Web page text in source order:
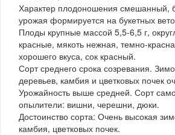
Характер плодоношения смешанный,
урожая формируется на букетных
Плоды крупные массой 5,5-6,5 г,
красные, мякоть нежная, темно-
хорошего вкуса, сок красный.
Сорт среднего срока созревания.
деревьев, камбия и цветковых почек
Урожайность выше средней. Сорт
опылители: вишни, черешни, дюки.
Достоинство сорта: Очень высокая
камбия, цветковых почек.